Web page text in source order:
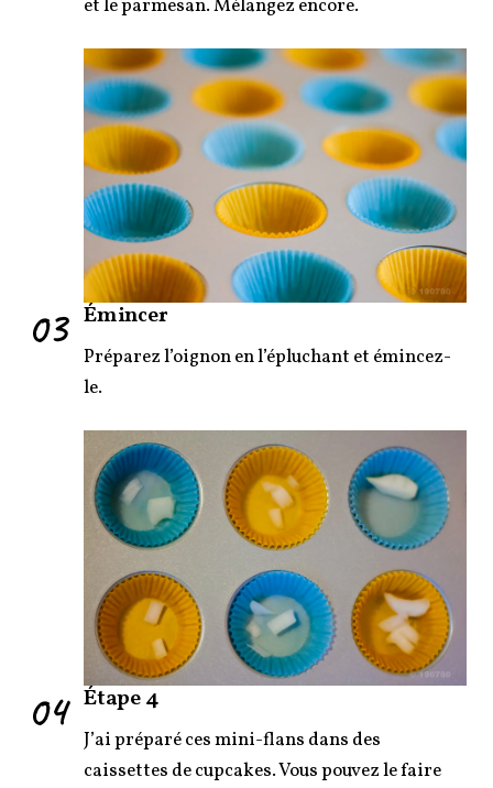
et le parmesan. Mélangez encore.
03 Émincer
Préparez l’oignon en l’épluchant et émincez-
le.
04 Étape 4
J’ai préparé ces mini-flans dans des
caissettes de cupcakes. Vous pouvez le faire